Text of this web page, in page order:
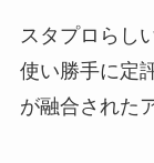
スタプロらし
使い勝手に定
が融合された